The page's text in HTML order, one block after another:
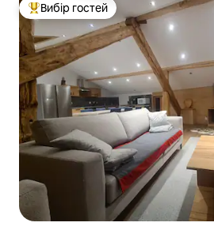
Топ вибір гостей
Вибір гостей